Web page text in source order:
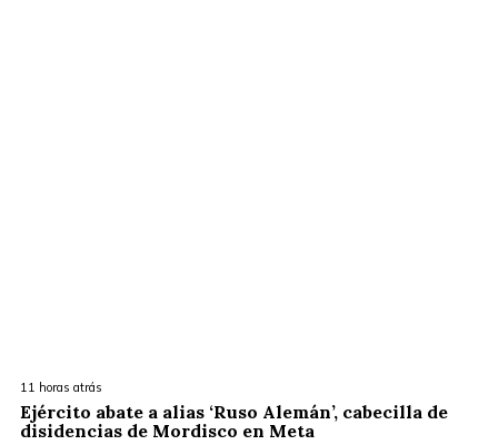
11 horas atrás
Ejército abate a alias ‘Ruso Alemán’, cabecilla de
disidencias de Mordisco en Meta